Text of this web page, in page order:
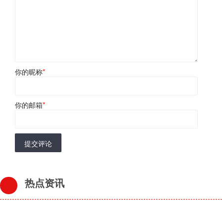
你的昵称*
你的邮箱*
提交评论
热点资讯